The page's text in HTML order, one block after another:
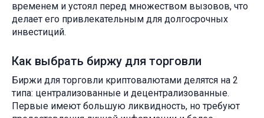
временем и устоял перед множеством вызовов, что
делает его привлекательным для долгосрочных
инвестиций.
Как выбрать биржу для торговли
Биржи для торговли криптовалютами делятся на 2
типа: централизованные и децентрализованные.
Первые имеют большую ликвидность, но требуют